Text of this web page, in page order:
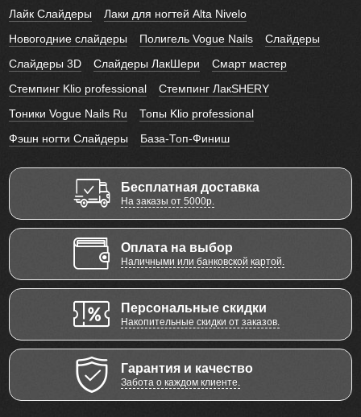
Лайк Слайдеры
Лаки для ногтей Alta Nivelo
Новогодние слайдеры
Полигель Vogue Nails
Слайдеры
Слайдеры 3D
Слайдеры ЛакШери
Смарт мастер
Стемпинг Klio professional
Стемпинг ЛакSHERY
Тоники Vogue Nails Ru
Топы Klio professional
Фэшн ногти Слайдеры
База-Топ-Финиш
Бесплатная доставка
На заказы от 5000р.
Оплата на выбор
Наличными или банковской картой.
Персональные скидки
Накопительные скидки от заказов.
Гарантия и качество
Забота о каждом клиенте.